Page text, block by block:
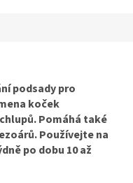
podsady pro
koček
Pomáhá také
Používejte na
po dobu 10 až